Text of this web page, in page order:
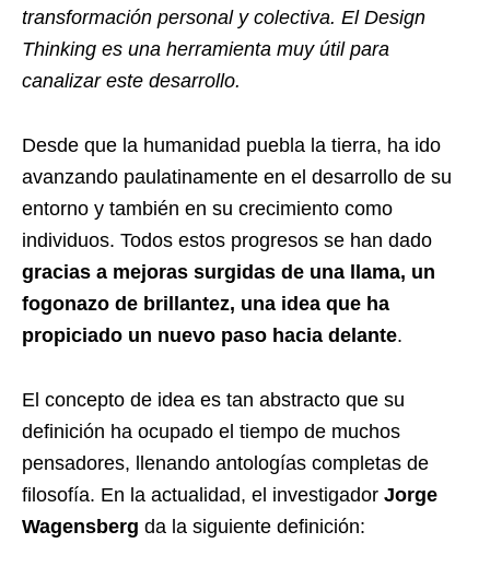
transformación personal y colectiva. El Design
Thinking es una herramienta muy útil para
canalizar este desarrollo.
Desde que la humanidad puebla la tierra, ha ido
avanzando paulatinamente en el desarrollo de su
entorno y también en su crecimiento como
individuos. Todos estos progresos se han dado
gracias a mejoras surgidas de una llama, un
fogonazo de brillantez, una idea que ha
propiciado un nuevo paso hacia delante.
El concepto de idea es tan abstracto que su
definición ha ocupado el tiempo de muchos
pensadores, llenando antologías completas de
filosofía. En la actualidad, el investigador Jorge
Wagensberg da la siguiente definición: